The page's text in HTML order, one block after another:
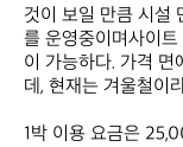
것이 보일 만큼 시설
를 운영중이며사이
이 가능하다. 가격 면
데, 현재는 겨울철이
1박 이용 요금은